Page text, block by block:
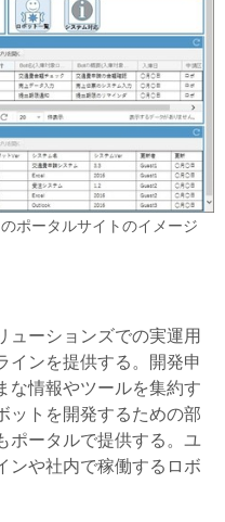
ポータルサイトのイメージ
ーションズでの実運用
インを提供する。開発申
な情報やツールを集約す
ットを開発するための部
ポータルで提供する。ユ
ンや社内で稼働するロボ